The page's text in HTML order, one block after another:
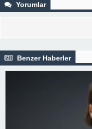
Yorumlar
Benzer Haberler